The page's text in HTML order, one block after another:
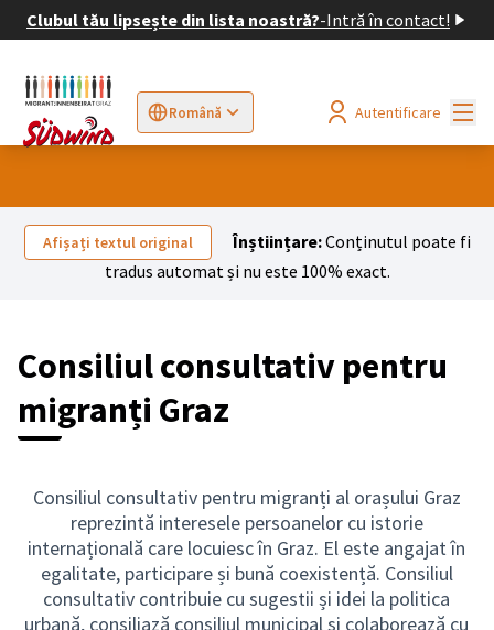
Clubul tău lipsește din lista noastră?-Intră în contact!
Română
Sprache wählen Choose languageElegir el idioma
Autentificare
Afișați textul original Înștiințare:Conținutul poate fi
tradus automat și nu este 100% exact.
Consiliul consultativ pentru
migranți Graz
Consiliul consultativ pentru migranți al orașului Graz
reprezintă interesele persoanelor cu istorie
internațională care locuiesc în Graz. El este angajat în
egalitate, participare și bună coexistență. Consiliul
consultativ contribuie cu sugestii și idei la politica
urbană, consiliază consiliul municipal și colaborează cu